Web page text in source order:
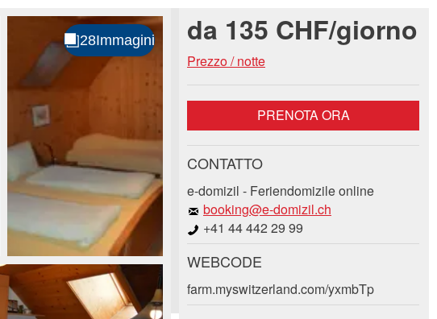
da 135 CHF/giorno
Prezzo / notte
PRENOTA ORA
CONTATTO
e-domizil - Feriendomizile online
booking@e-domizil.ch
+41 44 442 29 99
WEBCODE
farm.myswitzerland.com/yxmbTp